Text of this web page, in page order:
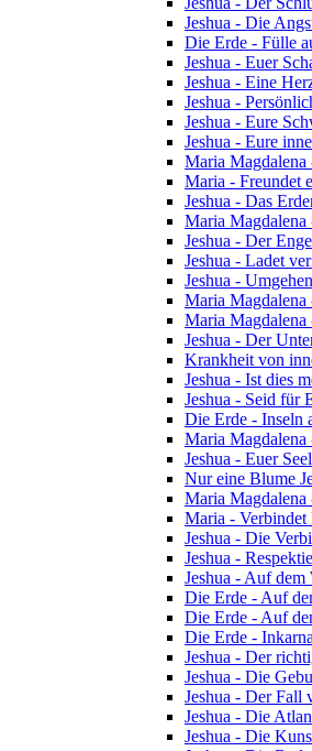
Jeshua - Die
Die Erde - Fülle
Jeshua - Euer
Jeshua - Eine
Jeshua -
Jeshua - Eure
Jeshua - Eure
Maria
Maria - Freundet
Jeshua - Das
Maria
Jeshua - Der
Jeshua - Ladet
Jeshua -
Maria
Maria Magdalena
Jeshua - Der
Krankheit von
Jeshua - Ist dies
Jeshua - Seid für
Die Erde - Inseln
Maria Magdalena
Jeshua - Euer
Nur eine Blume
Maria
Maria - Verbindet
Jeshua - Die
Jeshua -
Jeshua - Auf
Die Erde - Auf
Die Erde - Auf
Die Erde -
Jeshua - Der
Jeshua - Die
Jeshua - Der Fall
Jeshua - Die
Jeshua - Die